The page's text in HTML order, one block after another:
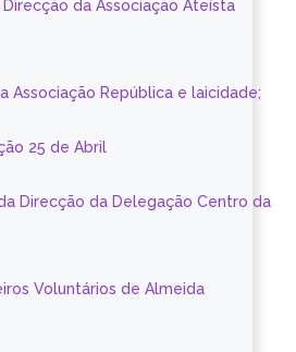
da Associação Ateísta
Associação República e laicidade;
25 de Abril
Direcção da Delegação Centro da
Voluntários de Almeida